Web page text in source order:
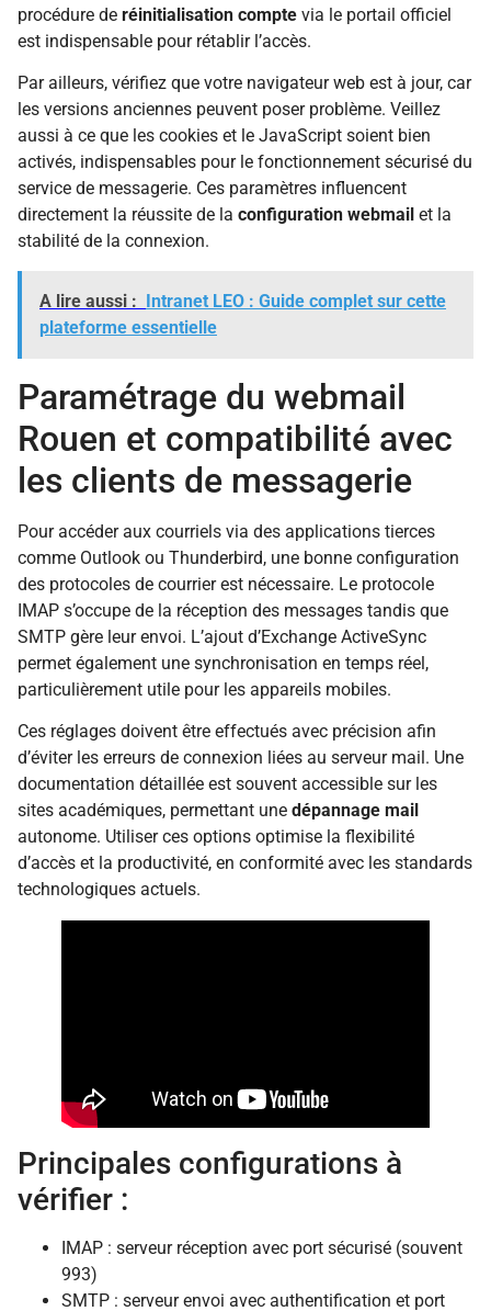
procédure de réinitialisation compte via le portail officiel
est indispensable pour rétablir l’accès.
Par ailleurs, vérifiez que votre navigateur web est à jour, car
les versions anciennes peuvent poser problème. Veillez
aussi à ce que les cookies et le JavaScript soient bien
activés, indispensables pour le fonctionnement sécurisé du
service de messagerie. Ces paramètres influencent
directement la réussite de la configuration webmail et la
stabilité de la connexion.
A lire aussi : Intranet LEO : Guide complet sur cette
plateforme essentielle
Paramétrage du webmail
Rouen et compatibilité avec
les clients de messagerie
Pour accéder aux courriels via des applications tierces
comme Outlook ou Thunderbird, une bonne configuration
des protocoles de courrier est nécessaire. Le protocole
IMAP s’occupe de la réception des messages tandis que
SMTP gère leur envoi. L’ajout d’Exchange ActiveSync
permet également une synchronisation en temps réel,
particulièrement utile pour les appareils mobiles.
Ces réglages doivent être effectués avec précision afin
d’éviter les erreurs de connexion liées au serveur mail. Une
documentation détaillée est souvent accessible sur les
sites académiques, permettant une dépannage mail
autonome. Utiliser ces options optimise la flexibilité
d’accès et la productivité, en conformité avec les standards
technologiques actuels.
Principales configurations à
vérifier :
IMAP : serveur réception avec port sécurisé (souvent
993)
SMTP : serveur envoi avec authentification et port